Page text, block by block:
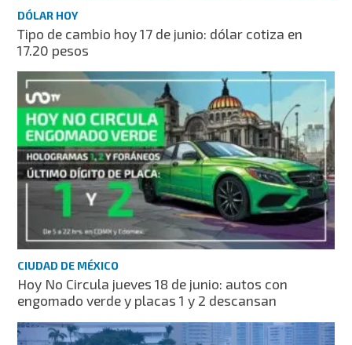
DÓLAR HOY
Tipo de cambio hoy 17 de junio: dólar cotiza en
17.20 pesos
CIUDAD DE MÉXICO
Hoy No Circula jueves 18 de junio: autos con
engomado verde y placas 1 y 2 descansan